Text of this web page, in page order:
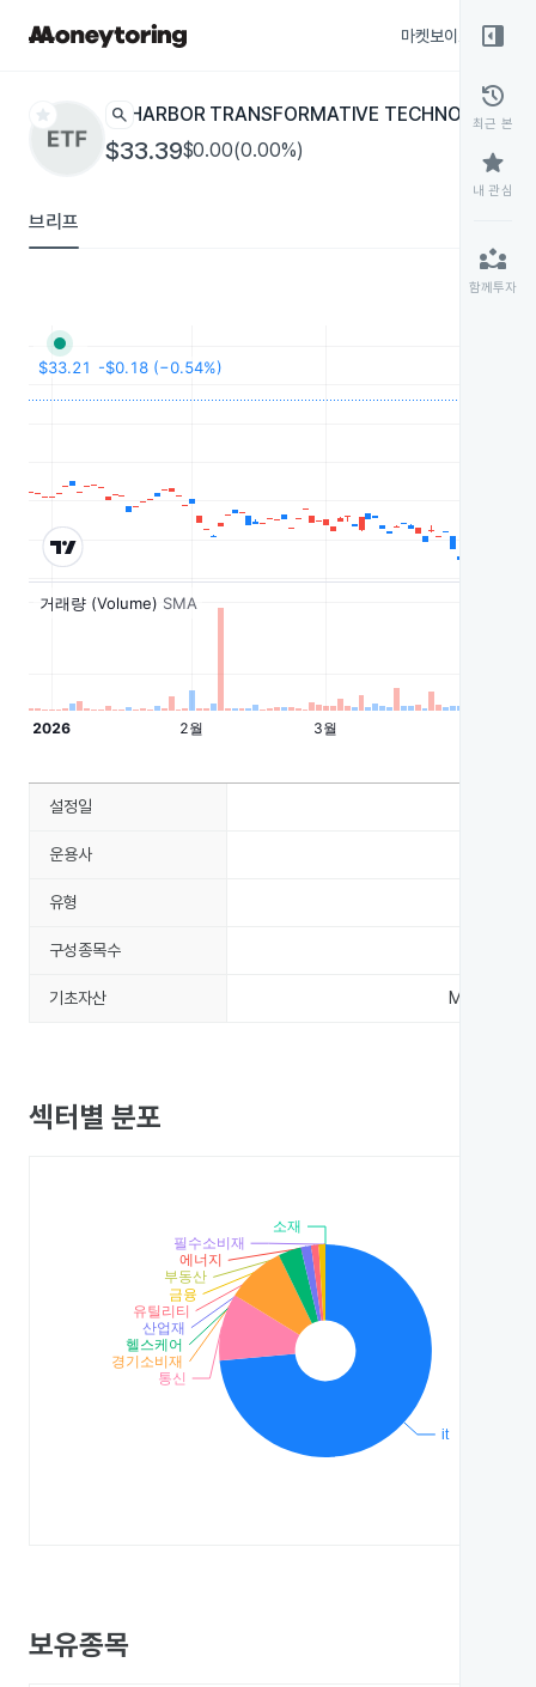
마켓보이스
star search HARBOR TRANSFORMATIVE TECHNOLOGIES
$33.39$0.00(0.00%)
브리프
right_panel_open
history
최근 본
star
내 관심
partner_exchange
함께투자